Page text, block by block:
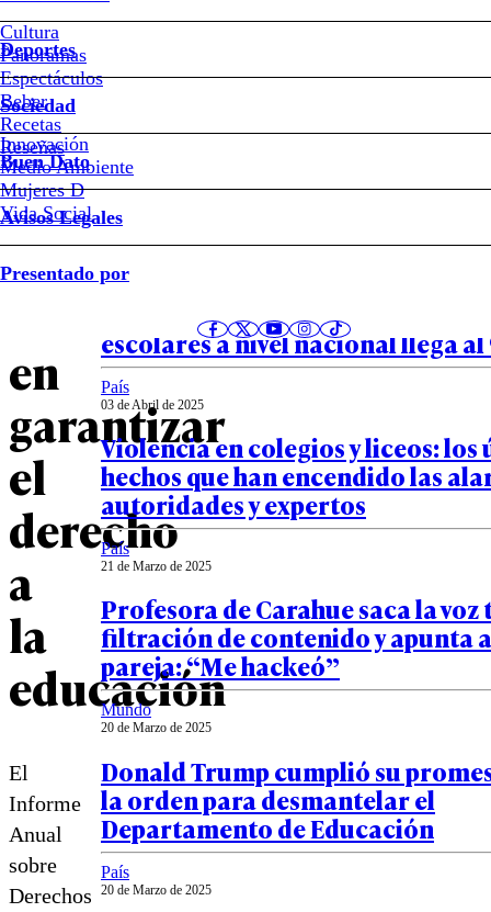
Cultura
Panoramas
Espectáculos
Beber
Recetas
Reseñas
Deportes
Sociedad
Innovación
Medio Ambiente
Mujeres D
Vida Social
Buen Dato
Avisos Legales
Presentado por
Los
avances
y
deudas
del
en
garantizar
el
derecho
a
la
educación
El
Informe
Anual
sobre
Derechos
Notas relacionadas
04 de Abril de 2025
Junaeb asegura que entrega de
escolares a nivel nacional llega al
País
03 de Abril de 2025
Violencia en colegios y liceos:
hechos que han encendido las
autoridades y expertos
País
21 de Marzo de 2025
Profesora de Carahue saca la voz
filtración de contenido y apunta
pareja: “Me hackeó”
Mundo
20 de Marzo de 2025
Donald Trump cumplió su
la orden para desmantelar el
Departamento de Educación
País
20 de Marzo de 2025